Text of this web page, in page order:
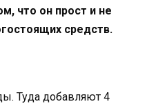
что он прост и не
средств.
Туда добавляют 4